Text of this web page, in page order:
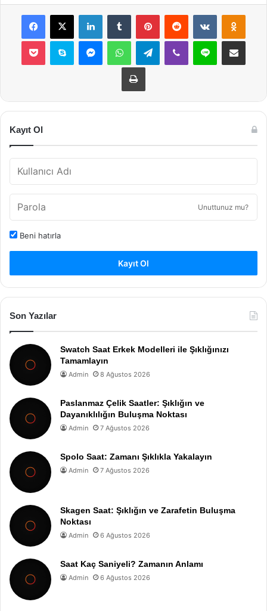
Facebook
X LinkedInTumblr PinterestReddit VKontakte
Pocket Skype MessengerWhatsAppTelegramViber Line E-Posta ile
Yazdır
Kayıt Ol
Unuttunuz mu?
Beni hatırla
Kayıt Ol
Son Yazılar
Swatch Saat Erkek Modelleri ile Şıklığınızı
Tamamlayın
Admin 8 Ağustos 2026
Paslanmaz Çelik Saatler: Şıklığın ve
Dayanıklılığın Buluşma Noktası
Admin 7 Ağustos 2026
Spolo Saat: Zamanı Şıklıkla Yakalayın
Admin 7 Ağustos 2026
Skagen Saat: Şıklığın ve Zarafetin Buluşma
Noktası
Admin 6 Ağustos 2026
Saat Kaç Saniyeli? Zamanın Anlamı
Admin 6 Ağustos 2026